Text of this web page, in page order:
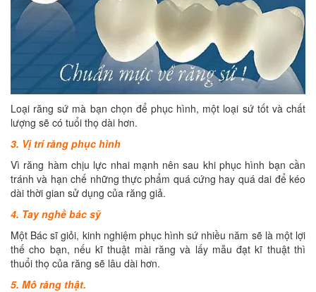
Loại răng sứ mà bạn chọn để phục hình, một loại sứ tốt và chất
lượng sẽ có tuổi thọ dài hơn.
3. Vị trí răng phục hình
Vì răng hàm chịu lực nhai mạnh nên sau khi phục hình bạn cần
tránh và hạn chế những thực phẩm quá cứng hay quá dai để kéo
dài thời gian sử dụng của răng giả.
4. Tay nghề bác sỹ
Một Bác sĩ giỏi, kinh nghiệm phục hình sứ nhiều năm sẽ là một lợi
thế cho bạn, nếu kĩ thuật mài răng và lấy mẫu đạt kĩ thuật thì
thuổi thọ của răng sẽ lâu dài hơn.
5. Mô răng thật.